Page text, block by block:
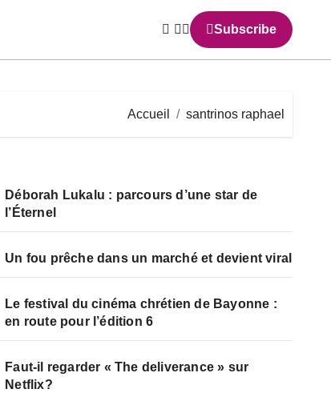
Subscribe
Accueil santrinos raphael
Déborah Lukalu : parcours d’une star de
l’Éternel
Un fou prêche dans un marché et devient viral
Le festival du cinéma chrétien de Bayonne :
en route pour l’édition 6
Faut-il regarder « The deliverance » sur
Netflix?